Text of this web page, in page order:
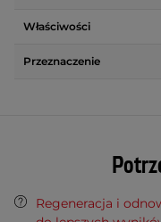
Właściwości
Przeznaczenie
Regeneracja i